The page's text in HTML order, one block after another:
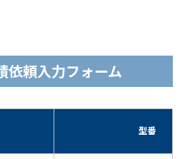
頼入力フォーム
型番